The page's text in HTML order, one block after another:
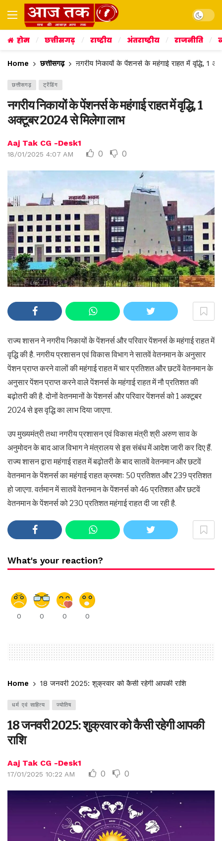
Dark
होम छत्तीसगढ़ राष्ट्रीय अंतराष्ट्रीय राजनीति
Home छत्तीसगढ़ नगरीय निकायों के पेंशनर्स के महंगाई राहत में वृद्धि, 1
छत्तीसगढ़ ट्रेंडिंग
नगरीय निकायों के पेंशनर्स के महंगाई राहत में वृद्धि, 1
अक्टूबर 2024 से मिलेगा लाभ
Aaj Tak CG -Desk1
18/01/2025 4:07 AM 0 0
राज्य शासन ने नगरीय निकायों के पेंशनर्स और परिवार पेंशनर्स के महंगाई राहत में
वृद्धि की है. नगरीय प्रशासन एवं विकास विभाग ने सातवें वेतनमान के अनुसार
पेंशन प्राप्त करने वालों की महंगाई राहत में चार प्रतिशत और छटवें वेतनमान के
अनुसार पेंशन प्राप्त करने वाले पेंशनर्स के महंगाई राहत में नौ प्रतिशत की
बढ़ोतरी की है. दोनों वेतनमानों के पेंशनर्स और परिवार पेंशनर्स को 1 अक्टूबर
2024 से इस वृद्धि का लाभ दिया जाएगा.
उप मुख्यमंत्री तथा नगरीय प्रशासन एवं विकास मंत्री श्री अरुण साव के
अनुमोदन के बाद आज विभाग ने मंत्रालय से इस संबंध में आदेश जारी कर दिए हैं.
राज्य शासन द्वारा महंगाई राहत में बढ़ोतरी के बाद सातवें वेतनमान और छटवें
वेतनमान के पेंशनर्स का महंगाई राहत क्रमशः 50 प्रतिशत और 239 प्रतिशत
हो जाएगा. वर्तमान में सातवें वेतनमान के पेंशनर्स को 46 प्रतिशत और छटवें
वेतनमान के पेंशनर्स को 230 प्रतिशत महंगाई राहत दी जा रही है.
What's your reaction?
0 0 0 0
Home 18 जनवरी 2025: शुक्रवार को कैसी रहेगी आपकी राशि
धर्म एवं साहित्य ज्योतिष
18 जनवरी 2025: शुक्रवार को कैसी रहेगी आपकी
राशि
Aaj Tak CG -Desk1
17/01/2025 10:22 AM 0 0